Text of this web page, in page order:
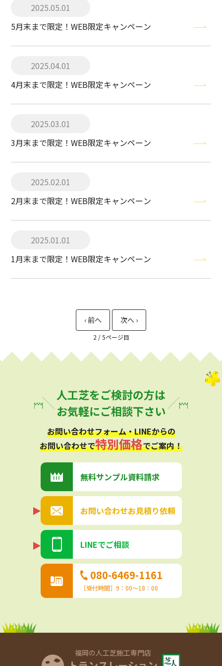
2025.05.01
5月末まで限定！WEB限定キャンペーン
2025.04.01
4月末まで限定！WEB限定キャンペーン
2025.03.01
3月末まで限定！WEB限定キャンペーン
2025.02.01
2月末まで限定！WEB限定キャンペーン
2025.01.01
1月末まで限定！WEB限定キャンペーン
2 / 5
人工芝をご検討の方は
お気軽にご相談下さい
お問い合わせフォーム・LINEからの
お問い合わせで特別価格でご案内！
無料サンプル資料請求
お問い合わせお見積り依頼
LINEでご相談
080-6469-1161
［受付時間］9：00〜18：00
福岡の人工芝施工専門店